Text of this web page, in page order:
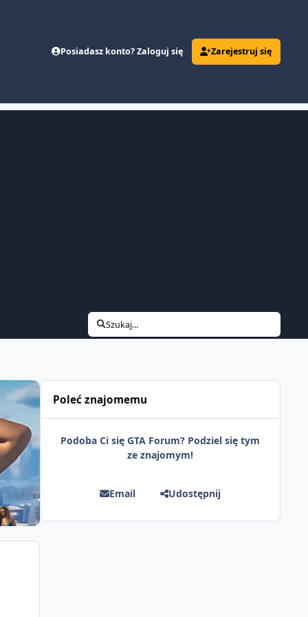
Posiadasz konto? Zaloguj się Zarejestruj się
Szukaj...
Poleć znajomemu
Podoba Ci się GTA Forum? Podziel się tym
ze znajomym!
Email Udostępnij